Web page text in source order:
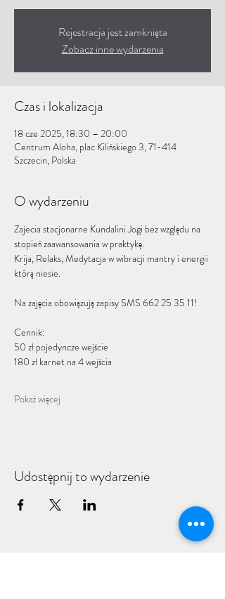
Rejestracja jest zamknięta
Zobacz inne wydarzenia
Czas i lokalizacja
18 cze 2025, 18:30 – 20:00
Centrum Aloha, plac Kilińskiego 3, 71-414
Szczecin, Polska
O wydarzeniu
Zajecia stacjonarne Kundalini Jogi bez względu na
stopień zaawansowania w praktykę.
Krija, Relaks, Medytacja w wibracji mantry i energii
którą niesie.
Na zajęcia obowiązują zapisy SMS 662 25 35 11!
Cennik:
50 zł pojedyncze wejście
180 zł karnet na 4 wejścia
Pokaż więcej
Udostępnij to wydarzenie